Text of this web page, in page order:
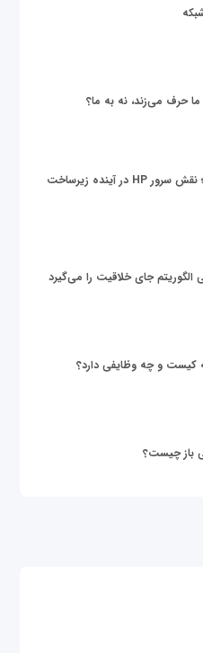
ما حرف می‌زند، نه به ما؟
زیر پوست دنیای داده؛ نقش سرور HP در آینده زیرساخت
الگوریتم جای خلاقیت را می‌گیرد
کیست و چه وظایفی دارد؟
باز چیست؟